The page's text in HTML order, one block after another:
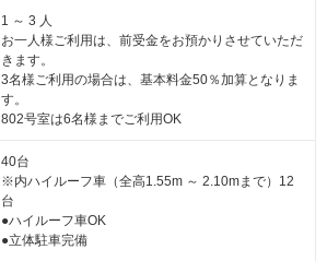
1 ～ 3 人
お一人様ご利用は、前受金をお預かりさせていただ
きます。
3名様ご利用の場合は、基本料金50％加算となりま
す。
802号室は6名様までご利用OK
40台
※内ハイルーフ車（全高1.55m ～ 2.10mまで）12
台
●ハイルーフ車OK
●立体駐車完備